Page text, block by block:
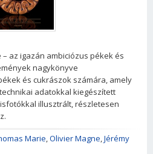
az igazán ambiciózus pékek és
nagykönyve
és cukrászok számára, amely
adatokkal kiegészített
illusztrált, részletesen
Marie,Olivier Magne,Jérémy